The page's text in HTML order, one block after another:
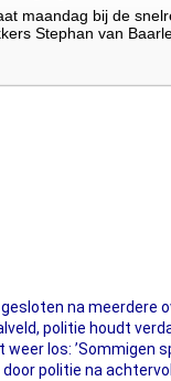
maandag bij de
Stephan van
na meerdere
politie houdt
los: ’Sommigen
politie na